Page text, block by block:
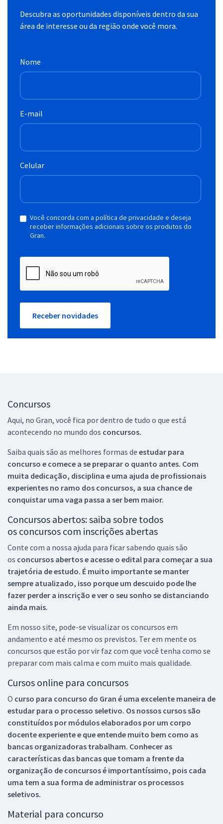
Descubra as oportunidades disponíveis dentro da sua
área de interesse ou da região onde você mora.
Nome
E-mail
Celular
Você concorda com a política de privacidade e deseja
receber informações adicionais sobre os produtos do
Gran.
Receber novidades
Concursos
Aqui, no Gran, você fica por dentro de tudo o que está
acontecendo no mundo dos concursos.
Saiba quais são as melhores formas de estudar para
concurso e comece a se preparar o quanto antes. Com
muita dedicação, disciplina e uma ajuda de profissionais
experientes no ramo dos concursos, a sua chance de
conquistar uma vaga passa a ser bem maior.
Concursos abertos: saiba sobre todos
os concursos com inscrições abertas
Conte com a nossa ajuda para ficar sabendo quais são
os concursos abertos e acesse o edital para começar a sua
trajetória de estudo. É muito importante se manter
sempre atualizado, isso porque um descuido pode lhe
fazer perder a inscrição e ver o seu sonho se distanciando
ainda mais.
Em nosso site, pode-se visualizar os concursos em
andamento e até mesmo os previstos. Ter em mente os
concursos que estão por vir faz com que você tenha como se
preparar com mais calma e com muito mais qualidade.
Cursos online para concursos
O curso para concurso do Gran é uma excelente maneira de
estudar para o processo seletivo. Os nossos cursos são
constituídos por módulos elaborados por um corpo
docente experiente e que entende muito bem como as
bancas organizadoras trabalham. Conhecer as
características das bancas que tomam a frente da
organização de concursos é importantíssimo, pois cada
uma tem a sua forma de administrar os processos
seletivos.
Material para concurso